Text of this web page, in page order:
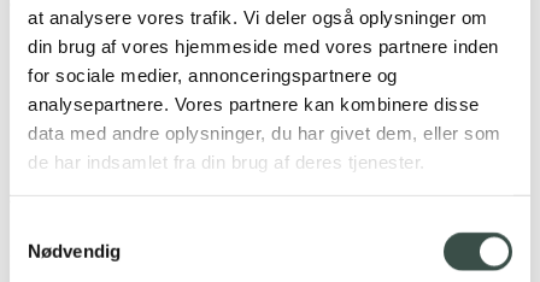
at analysere vores trafik. Vi deler også oplysninger om
din brug af vores hjemmeside med vores partnere inden
for sociale medier, annonceringspartnere og
analysepartnere. Vores partnere kan kombinere disse
data med andre oplysninger, du har givet dem, eller som
de har indsamlet fra din brug af deres tjenester.
Nødvendig
Betalingsløsning til online handel
Nexi Checkout →
FreePay→
Betalingsløsning til online handel
ePay→
Hosting